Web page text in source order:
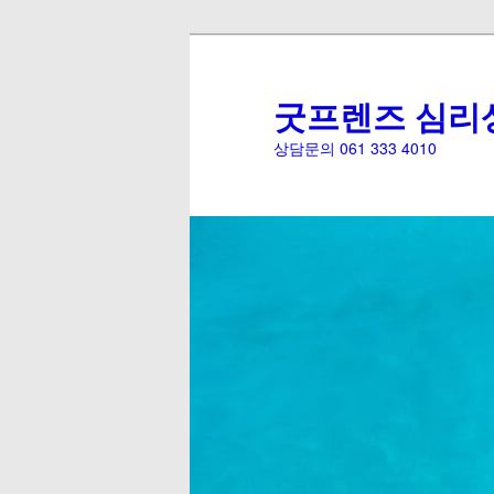
굿프렌즈 심리
상담문의 061 333 4010